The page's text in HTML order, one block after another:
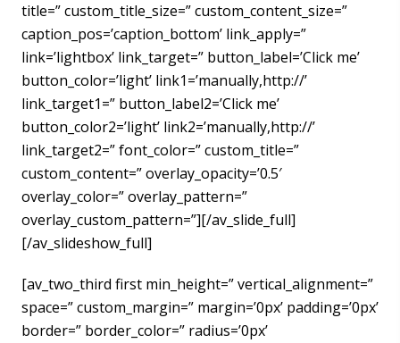
title=” custom_title_size=” custom_content_size=”
caption_pos=’caption_bottom’ link_apply=”
link=’lightbox’ link_target=” button_label=’Click me’
button_color=’light’ link1=’manually,http://’
link_target1=” button_label2=’Click me’
button_color2=’light’ link2=’manually,http://’
link_target2=” font_color=” custom_title=”
custom_content=” overlay_opacity=’0.5′
overlay_color=” overlay_pattern=”
overlay_custom_pattern=”][/av_slide_full]
[/av_slideshow_full]
[av_two_third first min_height=” vertical_alignment=”
space=” custom_margin=” margin=’0px’ padding=’0px’
border=” border_color=” radius=’0px’